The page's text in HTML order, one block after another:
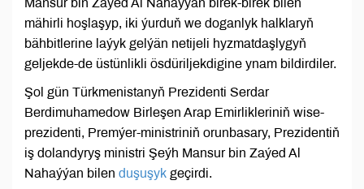
Mansur bin Zaýed Al Nahaýýan birek-birek bilen
mähirli hoşlaşyp, iki ýurduň we doganlyk halklaryň
bähbitlerine laýyk gelýän netijeli hyzmatdaşlygyň
geljekde-de üstünlikli ösdüriljekdigine ynam bildirdiler.
Şol gün Türkmenistanyň Prezidenti Serdar
Berdimuhamedow Birleşen Arap Emirlikleriniň wise-
prezidenti, Premýer-ministriniň orunbasary, Prezidentiň
iş dolandyryş ministri Şeýh Mansur bin Zaýed Al
Nahaýýan bilen duşuşyk geçirdi.